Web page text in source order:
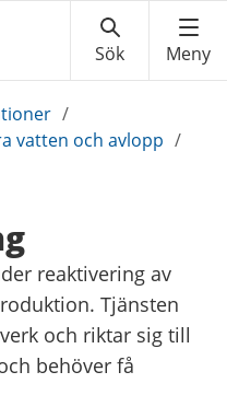
/
vatten och avlopp /
reaktivering av
Tjänsten
och riktar sig till
behöver få